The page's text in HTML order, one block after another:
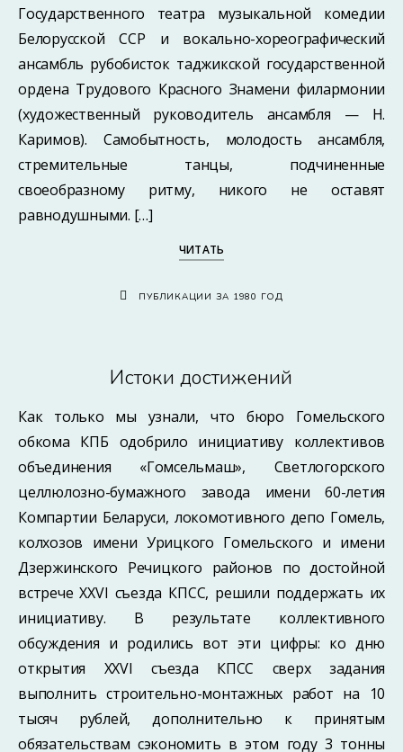
Государственного театра музыкальной комедии
Белорусской ССР и вокально-хореографический
ансамбль рубобисток таджикской государственной
ордена Трудового Красного Знамени филармонии
(художественный руководитель ансамбля — Н.
Каримов). Самобытность, молодость ансамбля,
стремительные танцы, подчиненные
своеобразному ритму, никого не оставят
равнодушными. […]
ЧИТАТЬ
ПУБЛИКАЦИИ ЗА 1980 ГОД
Истоки достижений
Как только мы узнали, что бюро Гомельского
обкома КПБ одобрило инициативу коллективов
объединения «Гомсельмаш», Светлогорского
целлюлозно-бумажного завода имени 60-летия
Компартии Беларуси, локомотивного депо Гомель,
колхозов имени Урицкого Гомельского и имени
Дзержинского Речицкого районов по достойной
встрече XXVI съезда КПСС, решили поддержать их
инициативу. В результате коллективного
обсуждения и родились вот эти цифры: ко дню
открытия XXVI съезда КПСС сверх задания
выполнить строительно-монтажных работ на 10
тысяч рублей, дополнительно к принятым
обязательствам сэкономить в этом году 3 тонны